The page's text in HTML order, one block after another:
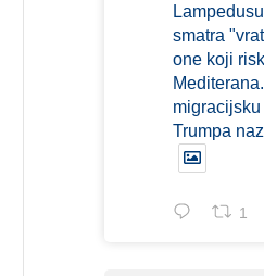
smatra
one koji
Trumpa
1